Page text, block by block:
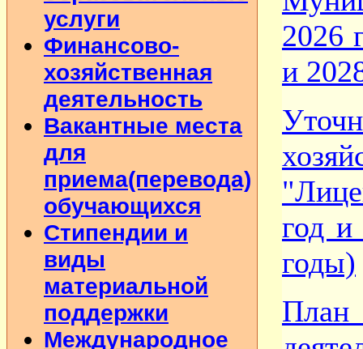
услуги
Финансово-
хозяйственная
деятельность
Вакантные места
для
приема(перевода)
обучающихся
Стипендии и
виды
материальной
поддержки
Международное
2026
и
год
годы)
План